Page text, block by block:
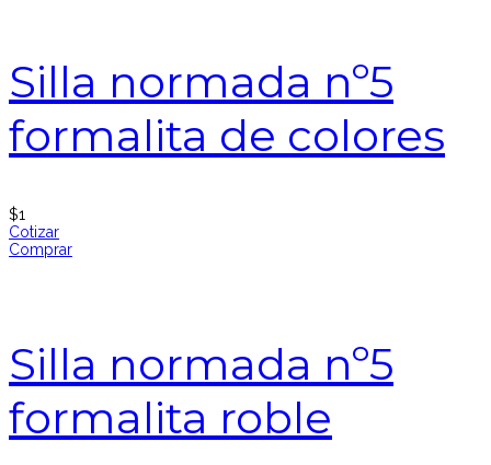
Silla normada nº5
formalita de colores
$1
Cotizar
Comprar
Silla normada nº5
formalita roble